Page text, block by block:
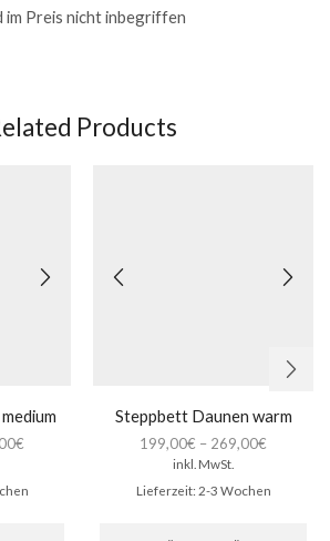
im Preis nicht inbegriffen
Products
€
Steppbett Daunen warm
199,00€ – 269,00€
inkl. MwSt.
Lieferzeit: 2-3 Wochen